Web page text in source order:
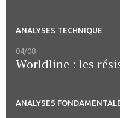
ANALYSES TECHNIQUE
04/08
Worldline : les
ANALYSES